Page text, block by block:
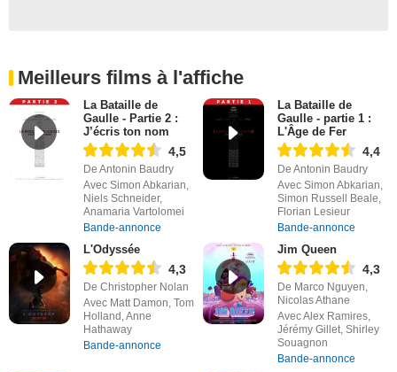
Meilleurs films à l'affiche
La Bataille de
Gaulle - Partie 2 :
J’écris ton nom
4,5
De Antonin Baudry
Avec Simon Abkarian,
Niels Schneider,
Anamaria Vartolomei
Bande-annonce
La Bataille de
Gaulle - partie 1 :
L'Âge de Fer
4,4
De Antonin Baudry
Avec Simon Abkarian,
Simon Russell Beale,
Florian Lesieur
Bande-annonce
L'Odyssée
4,3
De Christopher Nolan
Avec Matt Damon, Tom
Holland, Anne
Hathaway
Bande-annonce
Jim Queen
4,3
De Marco Nguyen,
Nicolas Athane
Avec Alex Ramires,
Jérémy Gillet, Shirley
Souagnon
Bande-annonce